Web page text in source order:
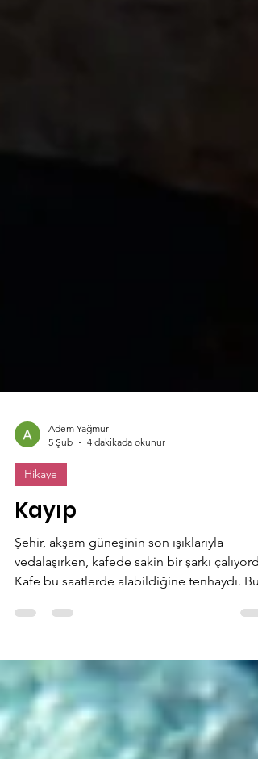
5 Şub
Hikaye
Kayıp
Şehir, akşam güneşinin son ışıklarıyla
vedalaşırken, kafede sakin bir şarkı
boşluğun içerisinde iki kişi aynı masada
oturuyor ama birbirlerine sadece
bakıyorlardı. Yüzlerindeki ifadesizlik, yan
olmalarına rağmen aradaki mesafenin ne
kadar derin olduğunu ele veriyordu. Birisi,